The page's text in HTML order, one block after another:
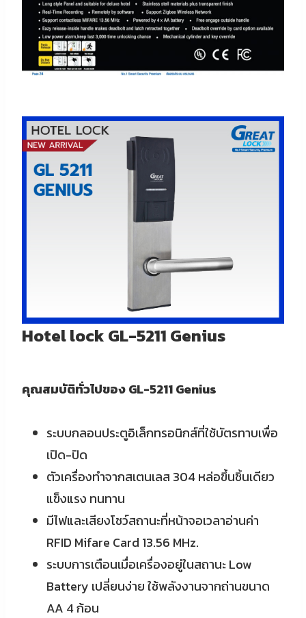
Hotel lock GL-5211 Genius
คุณสมบัติทั่วไปของGL-5211 Genius
ระบบกลอนประตูอิเล็กทรอนิกส์ที่ใช้บัตรทาบเพื่อ
เปิด-ปิด
ตัวเครื่องทำจากสเตนเลส 304 หล่อขึ้นชิ้นเดียว
แข็งแรง ทนทาน
มีไฟและเสียงโชว์สถานะที่หน้าจอเวลาอ่านค่า
RFID Mifare Card 13.56 MHz.
ระบบการเตือนเมื่อเครื่องอยู่ในสถานะ Low
Battery เปลี่ยนง่าย ใช้พลังงานจากถ่านขนาด
AA 4 ก้อน